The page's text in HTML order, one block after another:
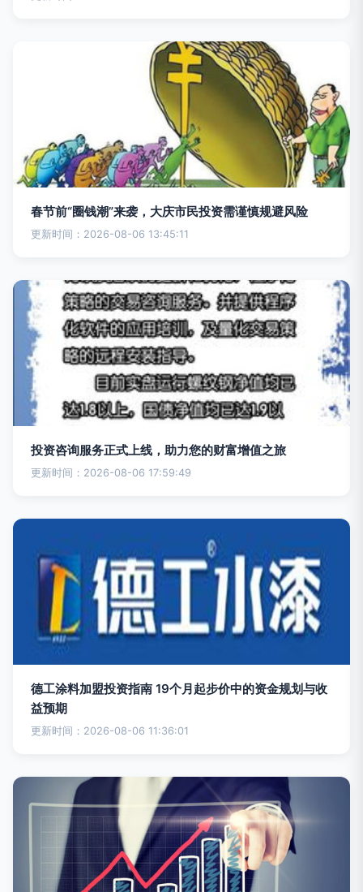
春节前“圈钱潮”来袭，大庆市民投资需谨慎规避风险
更新时间：2026-08-06 13:45:11
投资咨询服务正式上线，助力您的财富增值之旅
更新时间：2026-08-06 17:59:49
德工涂料加盟投资指南 19个月起步价中的资金规划与收
益预期
更新时间：2026-08-06 11:36:01